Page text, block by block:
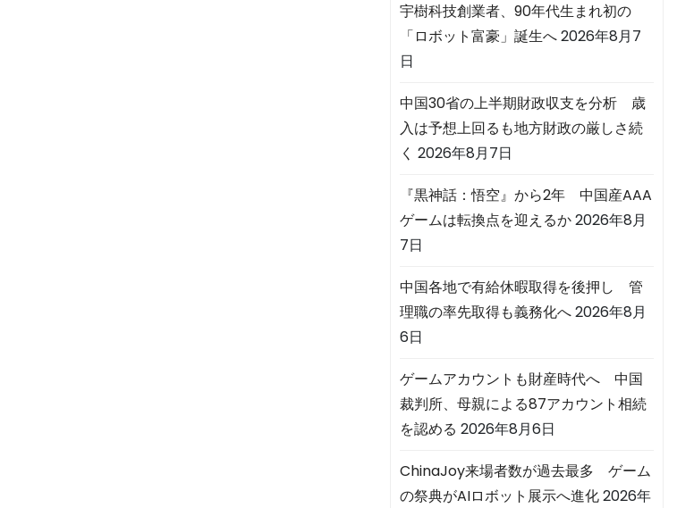
宇樹科技創業者、90年代生まれ初の
「ロボット富豪」誕生へ2026年8月7
日
中国30省の上半期財政収支を分析 歳
入は予想上回るも地方財政の厳しさ続
く 2026年8月7日
『黒神話：悟空』から2年 中国産AAA
ゲームは転換点を迎えるか2026年8月
7日
中国各地で有給休暇取得を後押し 管
理職の率先取得も義務化へ2026年8月
6日
ゲームアカウントも財産時代へ 中国
裁判所、母親による87アカウント相続
を認める 2026年8月6日
ChinaJoy来場者数が過去最多 ゲーム
の祭典がAIロボット展示へ進化2026年